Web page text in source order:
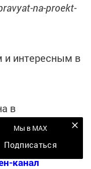
na-proekt-
интересным в
в
MАХ:
канал
Мы в MAX
Подписаться